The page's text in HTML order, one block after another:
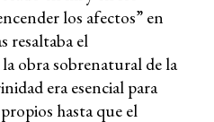
los afectos” en
resaltaba el
obra sobrenatural de la
era esencial para
hasta que el